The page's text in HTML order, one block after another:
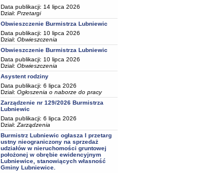
Data publikacji: 14 lipca 2026
Dział: Przetargi
Obwieszczenie Burmistrza Lubniewic
Data publikacji: 10 lipca 2026
Dział: Obwieszczenia
Obwieszczenie Burmistrza Lubniewic
Data publikacji: 10 lipca 2026
Dział: Obwieszczenia
Asystent rodziny
Data publikacji: 6 lipca 2026
Dział: Ogłoszenia o naborze do pracy
Zarządzenie nr 129/2026 Burmistrza
Lubniewic
Data publikacji: 6 lipca 2026
Dział: Zarządzenia
Burmistrz Lubniewic ogłasza I przetarg
ustny nieograniczony na sprzedaż
udziałów w nieruchomości gruntowej
położonej w obrębie ewidencyjnym
Lubniewice, stanowiących własność
Gminy Lubniewice.